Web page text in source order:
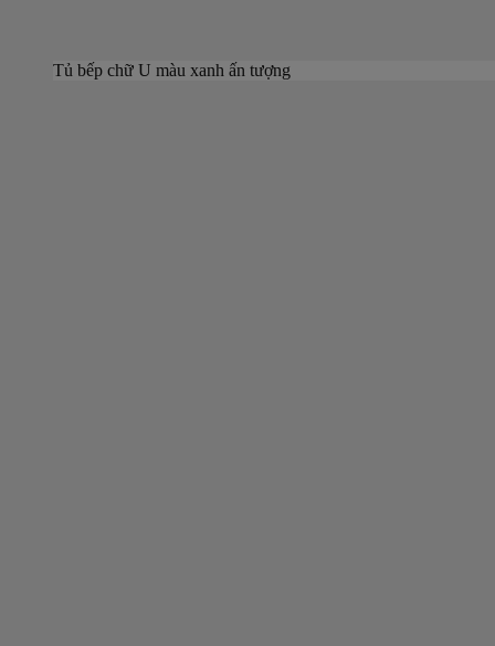
Tủ bếp chữ U màu xanh ấn tượng